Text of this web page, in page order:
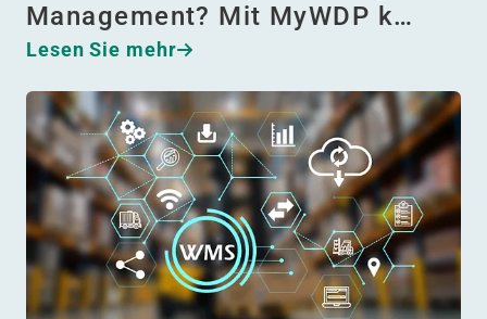
Management? Mit MyWDP k…
Lesen Sie mehr